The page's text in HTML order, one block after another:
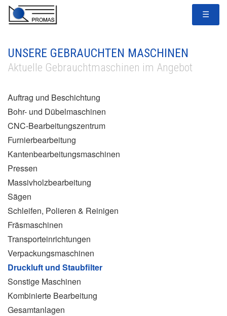
☰
UNSERE GEBRAUCHTEN MASCHINEN
Aktuelle Gebrauchtmaschinen im Angebot
Auftrag und Beschichtung
Bohr- und Dübelmaschinen
CNC-Bearbeitungszentrum
Furnierbearbeitung
Kantenbearbeitungsmaschinen
Pressen
Massivholzbearbeitung
Sägen
Schleifen, Polieren & Reinigen
Fräsmaschinen
Transporteinrichtungen
Verpackungsmaschinen
Druckluft und Staubfilter
Sonstige Maschinen
Kombinierte Bearbeitung
Gesamtanlagen